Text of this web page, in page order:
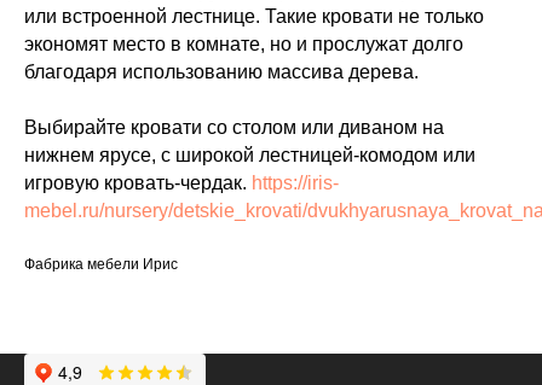
или встроенной лестнице. Такие кровати не только
экономят место в комнате, но и прослужат долго
благодаря использованию массива дерева.
Выбирайте кровати со столом или диваном на
нижнем ярусе, с широкой лестницей-комодом или
игровую кровать-чердак. https://iris-
mebel.ru/nursery/detskie_krovati/
Фабрика мебели Ирис